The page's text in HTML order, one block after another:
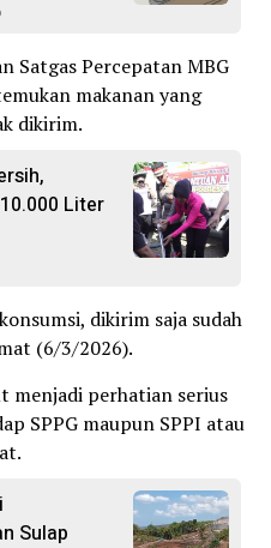
Satgas Percepatan MBG
makanan yang
dikirim.
Liter
dikirim saja sudah
(6/3/2026).
menjadi perhatian serius
SPPG maupun SPPI atau
Sulap